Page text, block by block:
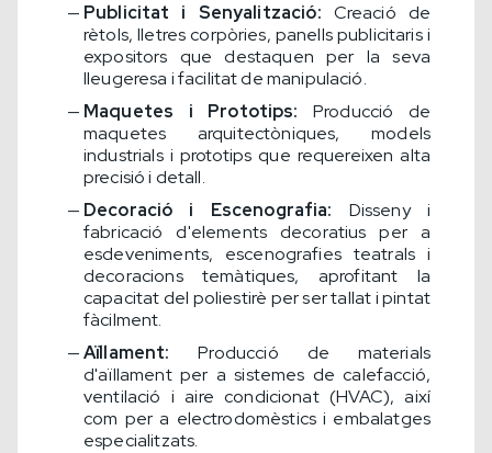
Publicitat i Senyalització: Creació de
rètols, lletres corpòries, panells publicitaris i
expositors que destaquen per la seva
lleugeresa i facilitat de manipulació.
Maquetes i Prototips: Producció de
maquetes arquitectòniques, models
industrials i prototips que requereixen alta
precisió i detall.
Decoració i Escenografia: Disseny i
fabricació d'elements decoratius per a
esdeveniments, escenografies teatrals i
decoracions temàtiques, aprofitant la
capacitat del poliestirè per ser tallat i pintat
fàcilment.
Aïllament:Producció de materials
d'aïllament per a sistemes de calefacció,
ventilació i aire condicionat (HVAC), així
com per a electrodomèstics i embalatges
especialitzats.